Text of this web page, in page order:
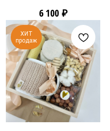
6 100 ₽
ХИТ
продаж